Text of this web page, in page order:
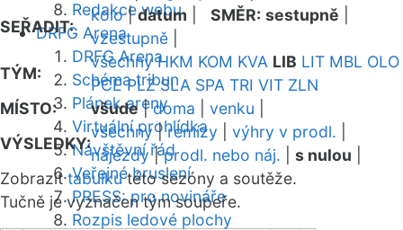
Redakce webu
DRFG Arena
DRFG Arena
Schéma tribun
Plánek areny
Virtuální prohlídka
Návštěvní řád
Veřejné bruslení
PRESS: pro novináře
Rozpis ledové plochy
SEŘADIT:
kolo|datum SMĚR: sestupně
vzestupně
TÝM:
všechny HKM KOM KVA LIB LIT MBL OLO
PCE PLZ SLA SPA TRI VIT ZLN
MÍSTO:
všude|doma venku
VÝSLEDKY:
všechny|remízy výhry v prodl.
nájezdy|prodl. nebo náj. s nulou
Zobrazittabulkutéto sezóny a soutěže.
Tučně je vyznačen tým soupeře.